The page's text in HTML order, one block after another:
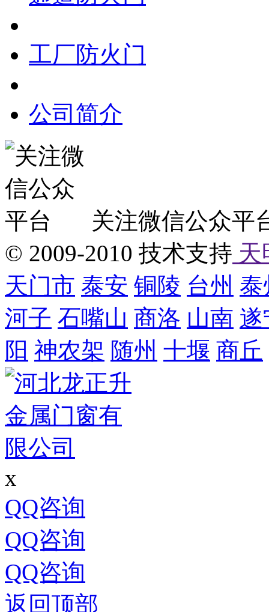
工厂防火门
公司简介
关注微信公众平
© 2009-2010 技术支持 天
天门市 泰安 铜陵 台州 泰
河子 石嘴山 商洛 山南 遂
阳 神农架 随州 十堰 商丘
x
QQ咨询
QQ咨询
QQ咨询
返回顶部